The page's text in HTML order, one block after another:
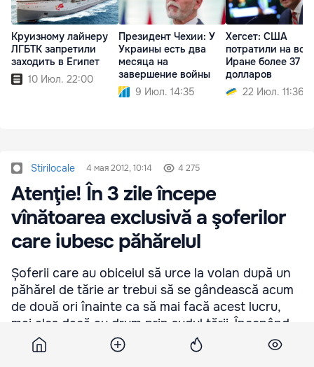
Круизному лайнеру
ЛГБТК запретили
заходить в Египет
10 Июл. 22:00
Президент Чехии: У
Украины есть два
месяца на
завершение войны
9 Июл. 14:35
Хегсет: США
потратили на
Иране более 37
долларов
22 Июл. 11:36
Stirilocale 4 мая 2012, 10:14 4 275
Atenţie! În 3 zile începe
vînătoarea exclusivă a şoferilor
care iubesc păhărelul
Șoferii care au obiceiul să urce la volan după un
păhărel de tărie ar trebui să se gândească acum
de două ori înainte ca să mai facă acest lucru,
mai ales dacă au drum prin sudul țării. Începând
cu data de 7 mai, agenții rutieri din Cahul vor
începe o operațiune specială pentru depistarea și